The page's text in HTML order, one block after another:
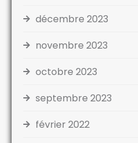
décembre 2023
novembre 2023
octobre 2023
septembre 2023
février 2022